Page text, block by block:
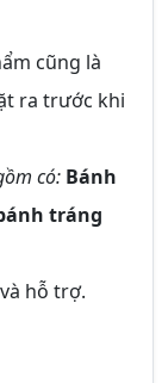
cũng là
ra trước khi
có: Bánh
tráng
hỗ trợ.